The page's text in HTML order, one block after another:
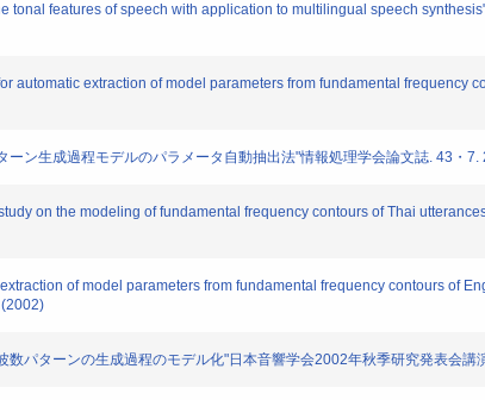
tonal features of speech with application to multilingual speech
automatic extraction of model parameters from fundamental frequency
ーン生成過程モデルのパラメータ自動抽出法"情報処理学会論文誌. 43・
on the modeling of fundamental frequency contours of Thai
of model parameters from fundamental frequency contours of
数パターンの生成過程のモデル化"日本音響学会2002年秋季研究発表会